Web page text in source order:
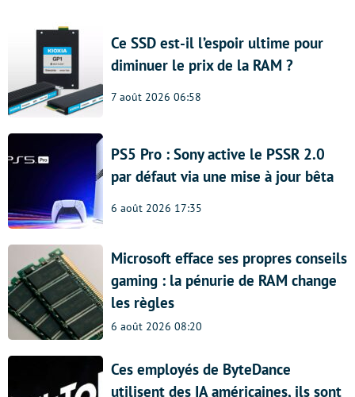
Ce SSD est-il l’espoir ultime pour
diminuer le prix de la RAM ?
7 août 2026 06:58
PS5 Pro : Sony active le PSSR 2.0
par défaut via une mise à jour bêta
6 août 2026 17:35
Microsoft efface ses propres conseils
gaming : la pénurie de RAM change
les règles
6 août 2026 08:20
Ces employés de ByteDance
utilisent des IA américaines, ils sont